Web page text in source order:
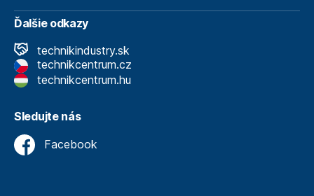
Ďalšie odkazy
technikindustry.sk
technikcentrum.cz
technikcentrum.hu
Sledujte nás
Facebook